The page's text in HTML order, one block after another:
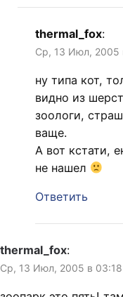
thermal_fox:
Ср, 13 Июл, 2005
ну типа кот,
видно из
зоологи,
ваще.
А вот кстати,
не нашел
Ответить
thermal_fox:
Ср, 13 Июл, 2005 в 03:18